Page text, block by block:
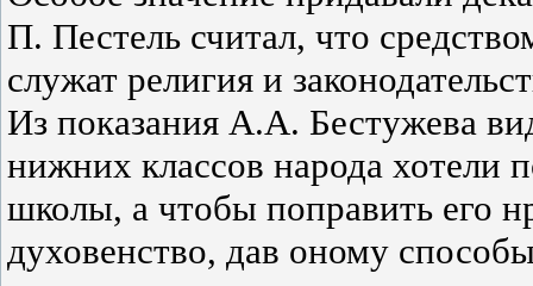
П. Пестель считал, что
служат религия и
Из показания А.А. Бестужева
нижних классов народа хотели
школы, а чтобы поправить его
духовенство, дав оному